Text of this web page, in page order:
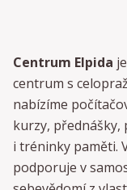
Centrum Elpida
centrum s
nabízíme
kurzy,
i tréninky paměti.
podporuje v